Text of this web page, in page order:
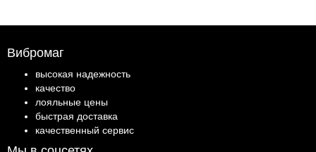
Вибромаг
высокая надежность
качество
лояльные цены
быстрая доставка
качественный сервис